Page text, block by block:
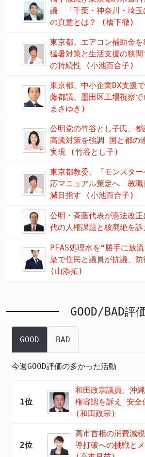
議 「千葉・神奈川・埼玉
の真意とは？ (橋下徹)
東京都、エアコン補助金
猛暑対策と生活支援の狭
の持続性 (小池百合子)
東京都、中小企業DX支援
藤都議、墨田区工場視察
まさゆき)
公明党の竹谷とし子氏、
高騰対策を強調 国と都の
実現 (竹谷とし子)
東京都教委、「モンスタ
応マニュアル策定へ 教職
減目指す (小池百合子)
公明・斉藤代表が憲法改
代の人権課題と核廃絶を
PFAS処理水を“勝手に放
染で住民と議員が抗議、
(山添拓)
GOOD/BAD評
GOOD BAD
今週GOOD評価の多かった活動
1位
和田政宗議員、沖
権容認を訴え 安全
(和田政宗)
2位
高市首相の消費減
導打破への挑戦と